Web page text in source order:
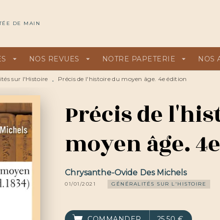
DE MAIN
arrow_drop_down NOS REVUES arrow_drop_down NOTRE PAPETERIE arrow_drop_down NOS
sur l'Histoire • Précis de l'histoire du moyen âge. 4e édition
Précis de
moyen âge.
Chrysanthe-Ovide Des Michels
01/01/2021 GÉNÉRALITÉS SUR L'HISTOIRE